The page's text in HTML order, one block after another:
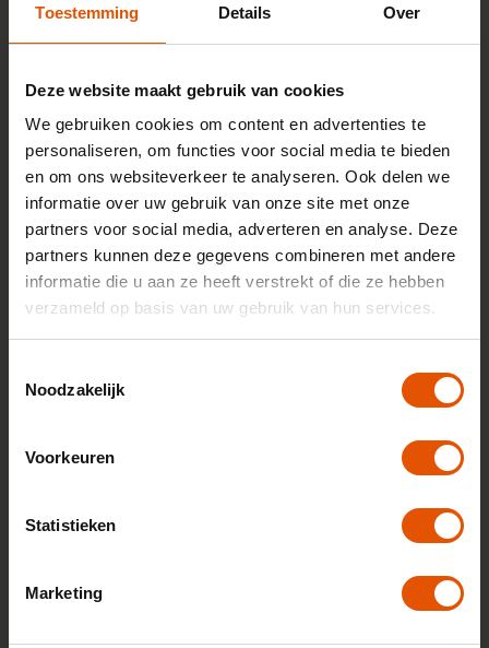
Toestemming Details Over
Deze website maakt gebruik van cookies
We gebruiken cookies om content en advertenties te
personaliseren, om functies voor social media te bieden
en om ons websiteverkeer te analyseren. Ook delen we
informatie over uw gebruik van onze site met onze
partners voor social media, adverteren en analyse. Deze
partners kunnen deze gegevens combineren met andere
informatie die u aan ze heeft verstrekt of die ze hebben
verzameld op basis van uw gebruik van hun services.
Noodzakelijk
Voorkeuren
Statistieken
Marketing
daadwerkelijke brandstofkosten en gereden
een groot verschil ten opzichte van
leasemaatschappijen, waarbij je maandelijks een
vast voorschot betaalt, gebaseerd op het
afgesproken aantal kilometers.
Wat doet LeaseLinq?